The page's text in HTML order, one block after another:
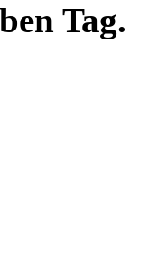
Tag.